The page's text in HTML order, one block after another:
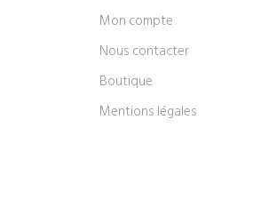
Mon compte
Nous contacter
Boutique
Mentions légales